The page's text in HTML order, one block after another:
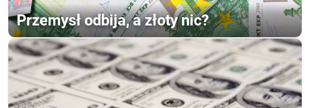
Przemysł odbija, a złoty nic?